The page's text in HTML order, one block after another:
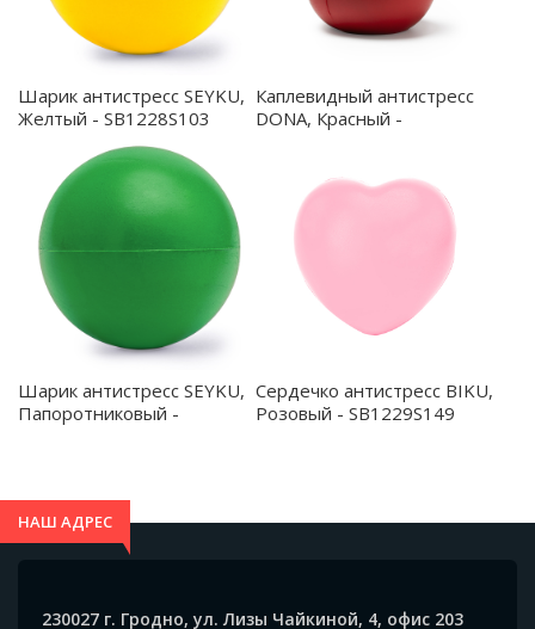
Шарик антистресс SEYKU,
Желтый - SB1228S103
Каплевидный антистресс
DONA, Красный -
Шарик антистресс SEYKU,
Папоротниковый -
Сердечко антистресс BIKU,
Розовый - SB1229S149
НАШ АДРЕС
230027 г. Гродно, ул. Лизы Чайкиной, 4, офис 203